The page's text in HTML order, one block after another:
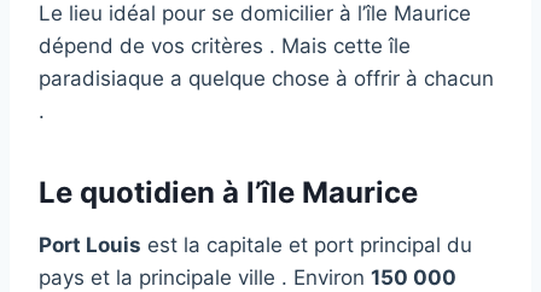
Le lieu idéal pour se domicilier à l’île Maurice
dépend de vos critères . Mais cette île
paradisiaque a quelque chose à offrir à chacun
.
Le quotidien à l’île Maurice
Port Louis est la capitale et port principal du
pays et la principale ville . Environ 150 000